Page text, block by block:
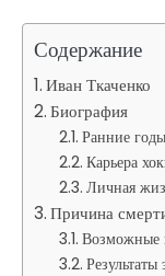
Содержание
Иван Ткаченко
Биография
Ранние
Карьера
Личная
Причина
Возможные
Результаты